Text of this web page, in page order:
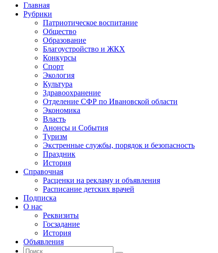
Промотать
содержимому
Главная
Рубрики
Патриотическое воспитание
Общество
Образование
Благоустройство и ЖКХ
Конкурсы
Спорт
Экология
Культура
Здравоохранение
Отделение СФР по Ивановской области
Экономика
Власть
Анонсы и События
Туризм
Экстренные службы, порядок и безопасность
Праздник
История
Справочная
Расценки на рекламу и объявления
Расписание детских врачей
Подписка
О нас
Реквизиты
Госзадание
История
Объявления
Поиск
Искать: